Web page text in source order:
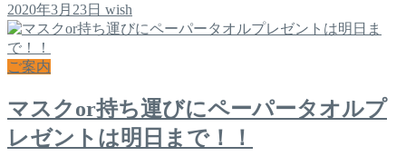
2020年3月23日 wish
ご案内
マスクor持ち運びにペーパータオルプ
レゼントは明日まで！！